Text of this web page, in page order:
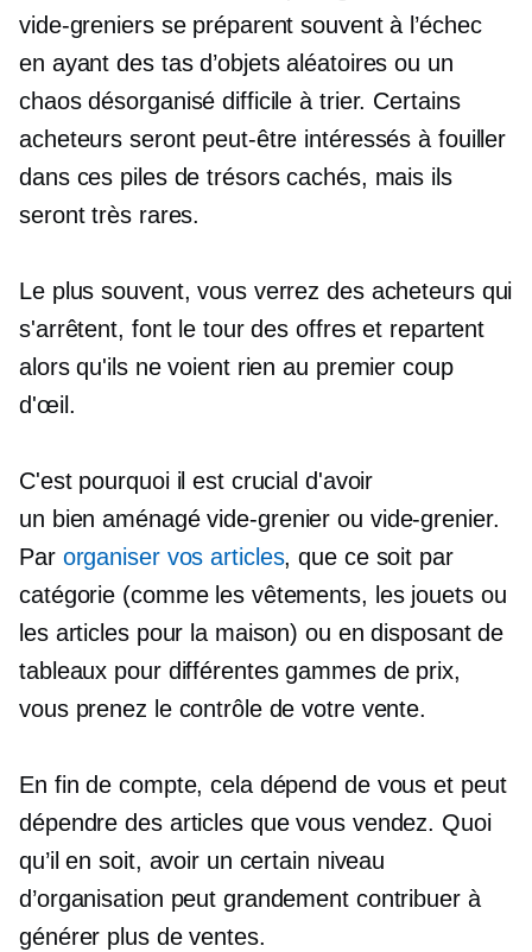
vide-greniers se préparent souvent à l’échec
en ayant des tas d’objets aléatoires ou un
chaos désorganisé difficile à trier. Certains
acheteurs seront peut-être intéressés à fouiller
dans ces piles de trésors cachés, mais ils
seront très rares.
Le plus souvent, vous verrez des acheteurs qui
s'arrêtent, font le tour des offres et repartent
alors qu'ils ne voient rien au premier coup
d'œil.
C'est pourquoi il est crucial d'avoir
un bien aménagévide-grenier ou vide-grenier.
Par organiser vos articles, que ce soit par
catégorie (comme les vêtements, les jouets ou
les articles pour la maison) ou en disposant de
tableaux pour différentes gammes de prix,
vous prenez le contrôle de votre vente.
En fin de compte, cela dépend de vous et peut
dépendre des articles que vous vendez. Quoi
qu’il en soit, avoir un certain niveau
d’organisation peut grandement contribuer à
générer plus de ventes.